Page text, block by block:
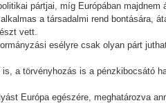
pártjai, míg Európában majdnem
a társadalmi rend bontására,
vett.
esélyre csak olyan párt
a törvényhozás is a pénzkibocsátó
Európa egészére, meghatározva